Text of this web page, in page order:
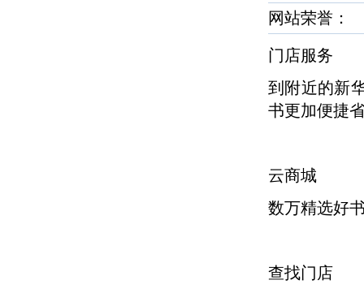
网站荣誉
门店服务
到附近的新
书更加便捷
云商城
数万精选好
查找门店